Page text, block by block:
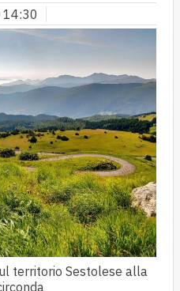
14:30
territorio Sestolese alla